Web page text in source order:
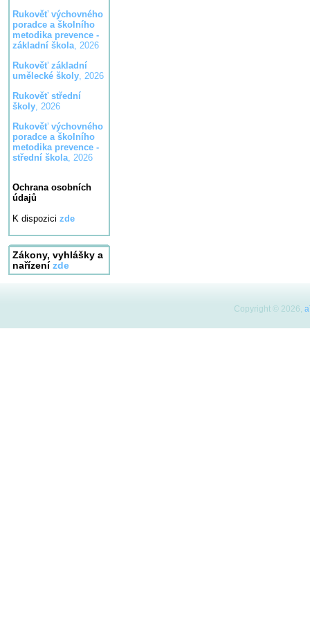
Rukověť výchovného
poradce a školního
metodika prevence -
základní škola, 2026
Rukověť základní
umělecké školy, 2026
Rukověť střední
školy, 2026
Rukověť výchovného
poradce a školního
metodika prevence -
střední škola, 2026
Ochrana osobních
údajů
K dispozici zde
Zákony, vyhlášky a
nařízení zde
Copyright © 2026,